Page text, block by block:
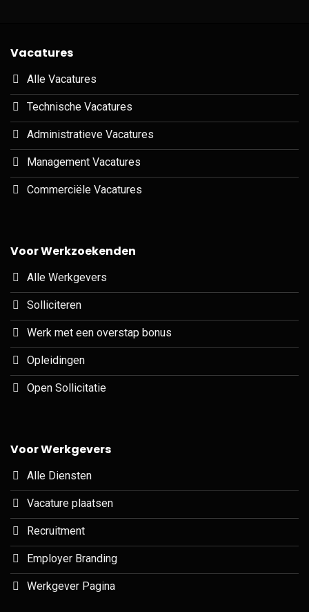
Vacatures
Alle Vacatures
Technische Vacatures
Administratieve Vacatures
Management Vacatures
Commerciële Vacatures
Voor Werkzoekenden
Alle Werkgevers
Solliciteren
Werk met een overstap bonus
Opleidingen
Open Sollicitatie
Voor Werkgevers
Alle Diensten
Vacature plaatsen
Recruitment
Employer Branding
Werkgever Pagina